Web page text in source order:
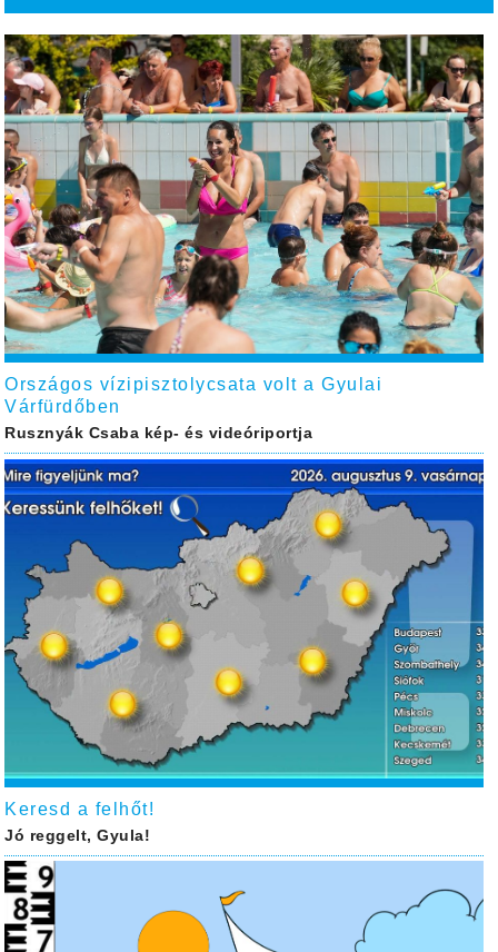
Országos vízipisztolycsata volt a Gyulai
Várfürdőben
Rusznyák Csaba kép- és videóriportja
Keresd a felhőt!
Jó reggelt, Gyula!